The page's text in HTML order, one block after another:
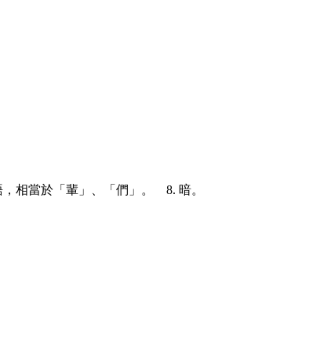
相當於「輩」、「們」。 8. 暗。